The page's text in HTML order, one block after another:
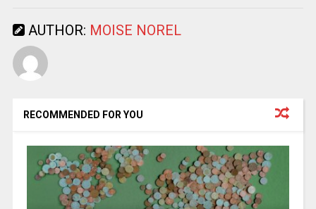
AUTHOR: MOISE NOREL
RECOMMENDED FOR YOU